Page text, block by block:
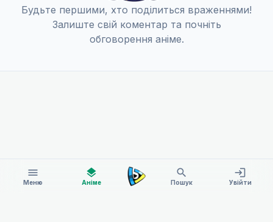
menu
Меню
layers
Аніме
search
Пошук
login
Увійти
Будьте першими, хто поділиться враженнями!
Залиште свій коментар та почніть
обговорення аніме.